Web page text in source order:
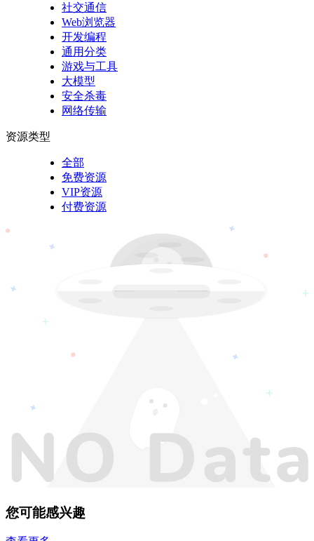
社交通信
Web浏览器
开发编程
通用分类
游戏与工具
大模型
安全杀毒
网络传输
资源类型
全部
免费资源
VIP资源
付费资源
您可能感兴趣